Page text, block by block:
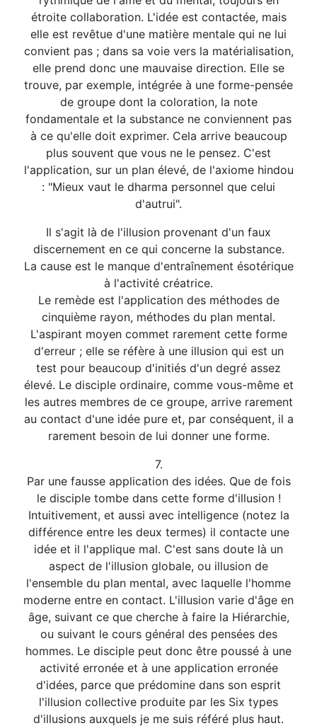
étroite collaboration. L'idée est contactée, mais
elle est revêtue d'une matière mentale qui ne lui
convient pas ; dans sa voie vers la matérialisation,
elle prend donc une mauvaise direction. Elle se
trouve, par exemple, intégrée à une forme-pensée
de groupe dont la coloration, la note
fondamentale et la substance ne conviennent pas
à ce qu'elle doit exprimer. Cela arrive beaucoup
plus souvent que vous ne le pensez. C'est
l'application, sur un plan élevé, de l'axiome hindou
: "Mieux vaut le dharma personnel que celui
d'autrui".
Il s'agit là de l'illusion provenant d'un faux
discernement en ce qui concerne la substance.
La cause est le manque d'entraînement ésotérique
à l'activité créatrice.
Le remède est l'application des méthodes de
cinquième rayon, méthodes du plan mental.
L'aspirant moyen commet rarement cette forme
d'erreur ; elle se réfère à une illusion qui est un
test pour beaucoup d'initiés d'un degré assez
élevé. Le disciple ordinaire, comme vous-même et
les autres membres de ce groupe, arrive rarement
au contact d'une idée pure et, par conséquent, il a
rarement besoin de lui donner une forme.
7.
Par une fausse application des idées. Que de fois
le disciple tombe dans cette forme d'illusion !
Intuitivement, et aussi avec intelligence (notez la
différence entre les deux termes) il contacte une
idée et il l'applique mal. C'est sans doute là un
aspect de l'illusion globale, ou illusion de
l'ensemble du plan mental, avec laquelle l'homme
moderne entre en contact. L'illusion varie d'âge en
âge, suivant ce que cherche à faire la Hiérarchie,
ou suivant le cours général des pensées des
hommes. Le disciple peut donc être poussé à une
activité erronée et à une application erronée
d'idées, parce que prédomine dans son esprit
l'illusion collective produite par les Six types
d'illusions auxquels je me suis référé plus haut.